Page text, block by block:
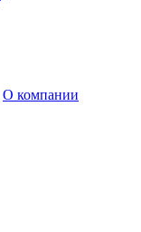
О компании